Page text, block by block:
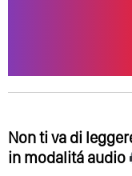
Non ti va di
in modalitá audio